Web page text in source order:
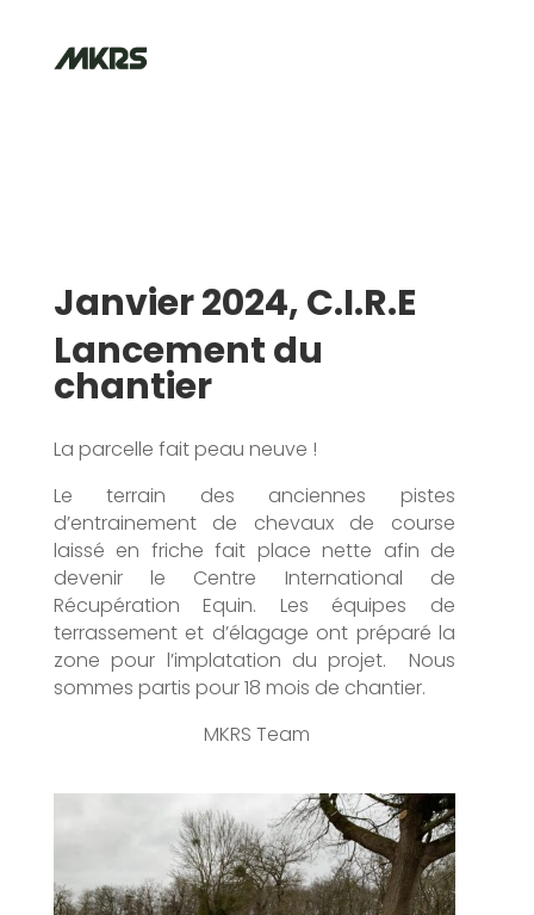
Janvier 2024,C.I.R.E
Lancement du
chantier
La parcelle fait peau neuve !
Le terrain des anciennes pistes
d’entrainement de chevaux de course
laissé en friche fait place nette afin de
devenir le Centre International de
Récupération Equin. Les équipes de
terrassement et d’élagage ont préparé la
zone pour l’implatation du projet. Nous
sommes partis pour 18 mois de chantier.
MKRS Team